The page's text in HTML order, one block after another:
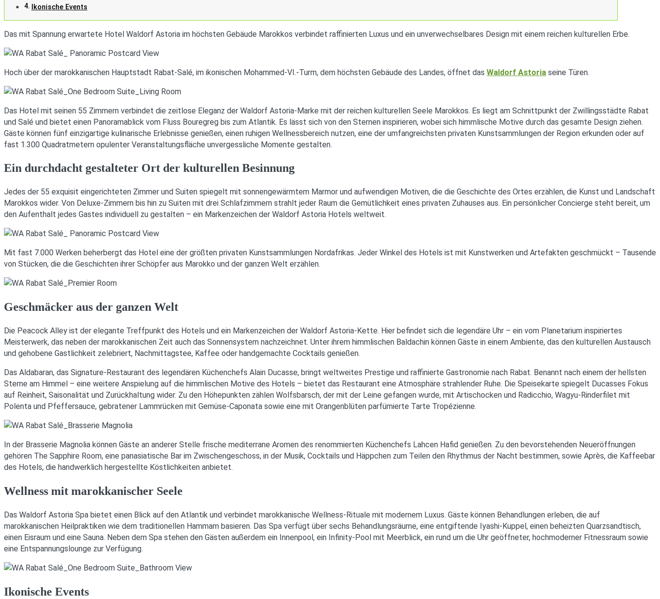
Ikonische Events
Das mit Spannung erwartete Hotel Waldorf Astoria im höchsten Gebäude Marokkos verbindet raffinierten Luxus und ein unverwechselbares Design mit einem reichen kulturellen Erbe.
Hoch über der marokkanischen Hauptstadt Rabat-Salé, im ikonischen Mohammed-VI.-Turm, dem höchsten Gebäude des Landes, öffnet das Waldorf Astoria seine Türen.
Das Hotel mit seinen 55 Zimmern verbindet die zeitlose Eleganz der Waldorf Astoria-Marke mit der reichen kulturellen Seele Marokkos. Es liegt am Schnittpunkt der Zwillingsstädte Rabat
und Salé und bietet einen Panoramablick vom Fluss Bouregreg bis zum Atlantik. Es lässt sich von den Sternen inspirieren, wobei sich himmlische Motive durch das gesamte Design ziehen.
Gäste können fünf einzigartige kulinarische Erlebnisse genießen, einen ruhigen Wellnessbereich nutzen, eine der umfangreichsten privaten Kunstsammlungen der Region erkunden oder auf
fast 1.300 Quadratmetern opulenter Veranstaltungsfläche unvergessliche Momente gestalten.
Ein durchdacht gestalteter Ort der kulturellen Besinnung
Jedes der 55 exquisit eingerichteten Zimmer und Suiten spiegelt mit sonnengewärmtem Marmor und aufwendigen Motiven, die die Geschichte des Ortes erzählen, die Kunst und Landschaft
Marokkos wider. Von Deluxe-Zimmern bis hin zu Suiten mit drei Schlafzimmern strahlt jeder Raum die Gemütlichkeit eines privaten Zuhauses aus. Ein persönlicher Concierge steht bereit, um
den Aufenthalt jedes Gastes individuell zu gestalten – ein Markenzeichen der Waldorf Astoria Hotels weltweit.
Mit fast 7.000 Werken beherbergt das Hotel eine der größten privaten Kunstsammlungen Nordafrikas. Jeder Winkel des Hotels ist mit Kunstwerken und Artefakten geschmückt – Tausende
von Stücken, die die Geschichten ihrer Schöpfer aus Marokko und der ganzen Welt erzählen.
Geschmäcker aus der ganzen Welt
Die Peacock Alley ist der elegante Treffpunkt des Hotels und ein Markenzeichen der Waldorf Astoria-Kette. Hier befindet sich die legendäre Uhr – ein vom Planetarium inspiriertes
Meisterwerk, das neben der marokkanischen Zeit auch das Sonnensystem nachzeichnet. Unter ihrem himmlischen Baldachin können Gäste in einem Ambiente, das den kulturellen Austausch
und gehobene Gastlichkeit zelebriert, Nachmittagstee, Kaffee oder handgemachte Cocktails genießen.
Das Aldabaran, das Signature-Restaurant des legendären Küchenchefs Alain Ducasse, bringt weltweites Prestige und raffinierte Gastronomie nach Rabat. Benannt nach einem der hellsten
Sterne am Himmel – eine weitere Anspielung auf die himmlischen Motive des Hotels – bietet das Restaurant eine Atmosphäre strahlender Ruhe. Die Speisekarte spiegelt Ducasses Fokus
auf Reinheit, Saisonalität und Zurückhaltung wider. Zu den Höhepunkten zählen Wolfsbarsch, der mit der Leine gefangen wurde, mit Artischocken und Radicchio, Wagyu-Rinderfilet mit
Polenta und Pfeffersauce, gebratener Lammrücken mit Gemüse-Caponata sowie eine mit Orangenblüten parfümierte Tarte Tropézienne.
In der Brasserie Magnolia können Gäste an anderer Stelle frische mediterrane Aromen des renommierten Küchenchefs Lahcen Hafid genießen. Zu den bevorstehenden Neueröffnungen
gehören The Sapphire Room, eine panasiatische Bar im Zwischengeschoss, in der Musik, Cocktails und Häppchen zum Teilen den Rhythmus der Nacht bestimmen, sowie Après, die Kaffeebar
des Hotels, die handwerklich hergestellte Köstlichkeiten anbietet.
Wellness mit marokkanischer Seele
Das Waldorf Astoria Spa bietet einen Blick auf den Atlantik und verbindet marokkanische Wellness-Rituale mit modernem Luxus. Gäste können Behandlungen erleben, die auf
marokkanischen Heilpraktiken wie dem traditionellen Hammam basieren. Das Spa verfügt über sechs Behandlungsräume, eine entgiftende Iyashi-Kuppel, einen beheizten Quarzsandtisch,
einen Eisraum und eine Sauna. Neben dem Spa stehen den Gästen außerdem ein Innenpool, ein Infinity-Pool mit Meerblick, ein rund um die Uhr geöffneter, hochmoderner Fitnessraum sowie
eine Entspannungslounge zur Verfügung.
Ikonische Events